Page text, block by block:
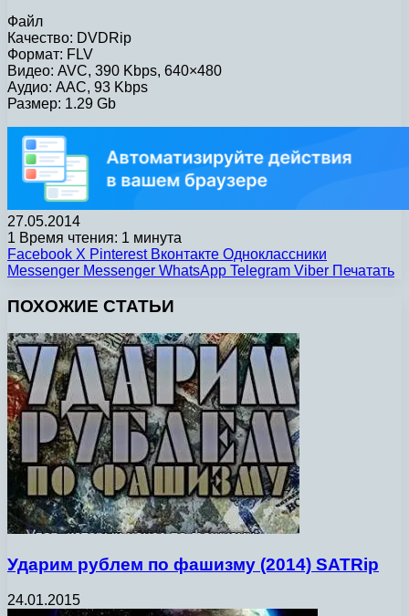
Файл
Качество: DVDRip
Формат: FLV
Видео: AVC, 390 Kbps, 640×480
Аудио: AAC, 93 Kbps
Размер: 1.29 Gb
27.05.2014
1 Время чтения: 1 минута
Facebook X Pinterest Вконтакте Одноклассники
Messenger Messenger WhatsApp Telegram Viber Печатать
ПОХОЖИЕ СТАТЬИ
Ударим рублем по фашизму (2014) SATRip
24.01.2015